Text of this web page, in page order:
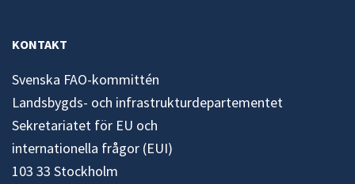
KONTAKT
Svenska FAO-kommittén
Landsbygds- och infrastrukturdepartementet
Sekretariatet för EU och
internationella frågor (EUI)
103 33 Stockholm